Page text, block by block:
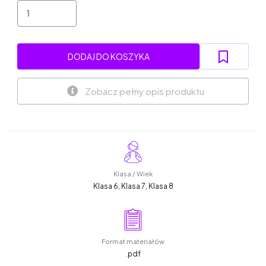
DODAJ DO KOSZYKA
Zobacz pełny opis produktu
Klasa / Wiek
Klasa 6, Klasa 7, Klasa 8
Format materiałów
.pdf